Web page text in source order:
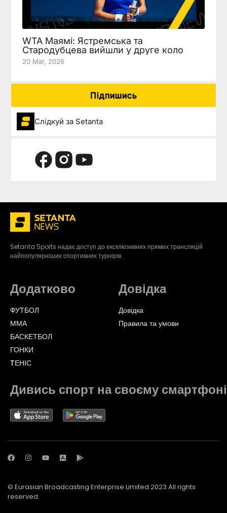
WTA Маямі: Ястремська та
Стародубцева вийшли у друге коло
20 Mar, 2026
Підпишись
Слідкуй за Setanta
Setanta Sports надає доступ до ексклюзивних прямих трансляцій
найпопулярніших спортивних турнірів.
Додатково
ФУТБОЛ
ММА
БАСКЕТБОЛ
ГОНКИ
TЕНІС
Довідка
Довідка
Правила та умови
Дивись спорт на своєму смартфоні
© Eurasian Broadcasting Enterprise Limited 2023 All rights
reserved